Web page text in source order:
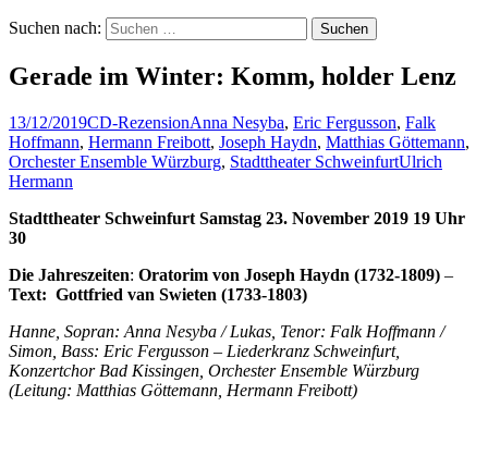
Suchen nach:
Gerade im Winter: Komm, holder Lenz
13/12/2019CD-RezensionAnna Nesyba, Eric Fergusson, Falk
Hoffmann, Hermann Freibott, Joseph Haydn, Matthias Göttemann,
Orchester Ensemble Würzburg, Stadttheater SchweinfurtUlrich
Hermann
Stadttheater Schweinfurt Samstag 23. November 2019 19 Uhr
30
Die Jahreszeiten: Oratorim von Joseph Haydn (1732-1809) –
Text: Gottfried van Swieten (1733-1803)
Hanne, Sopran: Anna Nesyba / Lukas, Tenor: Falk Hoffmann /
Simon, Bass: Eric Fergusson – Liederkranz Schweinfurt,
Konzertchor Bad Kissingen, Orchester Ensemble Würzburg
(Leitung: Matthias Göttemann, Hermann Freibott)